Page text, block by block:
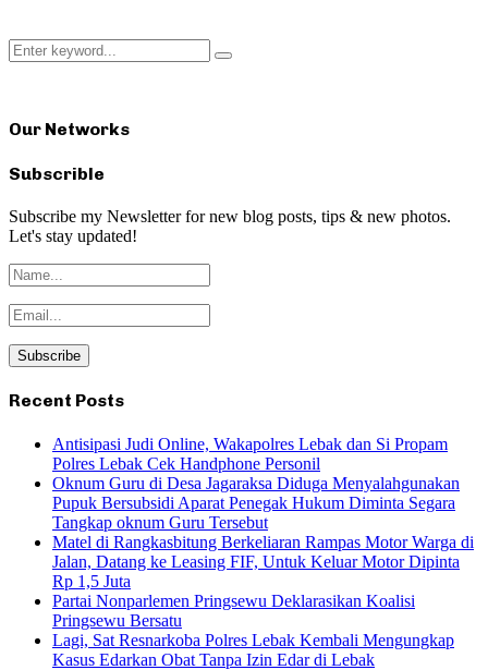
Search
for:
Search
Our Networks
Subscrible
Subscribe my Newsletter for new blog posts, tips & new photos.
Let's stay updated!
Recent Posts
Antisipasi Judi Online, Wakapolres Lebak dan Si Propam
Polres Lebak Cek Handphone Personil
Oknum Guru di Desa Jagaraksa Diduga Menyalahgunakan
Pupuk Bersubsidi Aparat Penegak Hukum Diminta Segara
Tangkap oknum Guru Tersebut
Matel di Rangkasbitung Berkeliaran Rampas Motor Warga di
Jalan, Datang ke Leasing FIF, Untuk Keluar Motor Dipinta
Rp 1,5 Juta
Partai Nonparlemen Pringsewu Deklarasikan Koalisi
Pringsewu Bersatu
Lagi, Sat Resnarkoba Polres Lebak Kembali Mengungkap
Kasus Edarkan Obat Tanpa Izin Edar di Lebak